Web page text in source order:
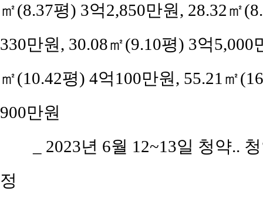
㎡(8.37평) 3억2,850만원, 28.32㎡
330만원, 30.08㎡(9.10평) 3억
㎡(10.42평) 4억100만원, 55.21㎡
900만원
_ 2023년 6월 12~13일 청약..
정